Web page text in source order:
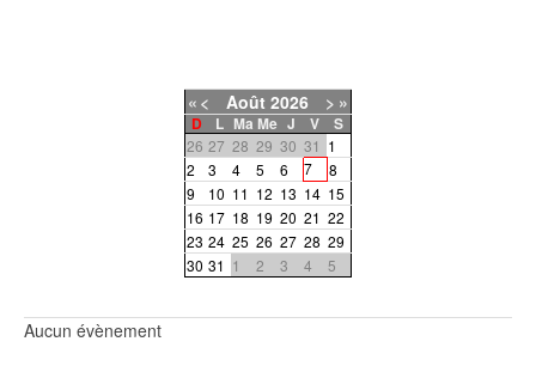
« < Août 2026 > »
D L Ma Me J V S
26 27 28 29 30 31 1
2
3 4 5 6 7
8
9
10 11 12 13 14 15
16 17 18 19 20 21 22
23 24 25 26 27 28 29
30 31 1 2 3 4 5
Aucun évènement